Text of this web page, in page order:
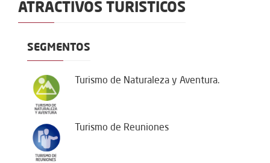
ATRACTIVOS TURISTICOS
SEGMENTOS
Turismo de Naturaleza y Aventura.
Turismo de Reuniones